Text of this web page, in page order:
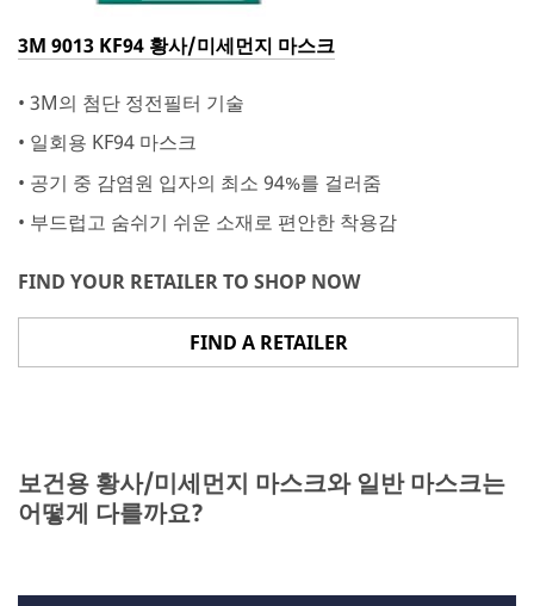
3M 9013 KF94 황사/미세먼지 마스크
• 3M의 첨단 정전필터 기술
• 일회용 KF94 마스크
• 공기 중 감염원 입자의 최소 94%를 걸러줌
• 부드럽고 숨쉬기 쉬운 소재로 편안한 착용감
FIND YOUR RETAILER TO SHOP NOW
FIND A RETAILER
보건용 황사/미세먼지 마스크와 일반 마스크는
어떻게 다를까요?